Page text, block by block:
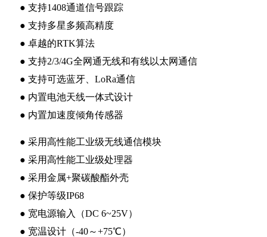
● 支持1408通道信号跟踪
● 支持多星多频高精度
● 卓越的RTK算法
● 支持2/3/4G全网通无线和有线以太网通信
● 支持可选蓝牙、LoRa通信
● 内置电池天线一体式设计
● 内置加速度倾角传感器
● 采用高性能工业级无线通信模块
● 采用高性能工业级处理器
● 采用金属+聚碳酸酯外壳
● 保护等级IP68
● 宽电源输入（DC 6~25V）
● 宽温设计（-40～+75℃）